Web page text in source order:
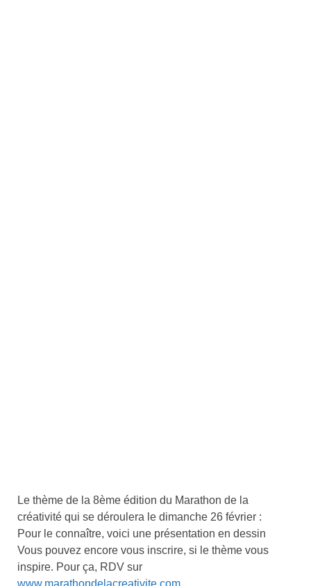
Le thème de la 8ème édition du Marathon de la
créativité qui se déroulera le dimanche 26 février :
Pour le connaître, voici une présentation en dessin
Vous pouvez encore vous inscrire, si le thème vous
inspire. Pour ça, RDV sur